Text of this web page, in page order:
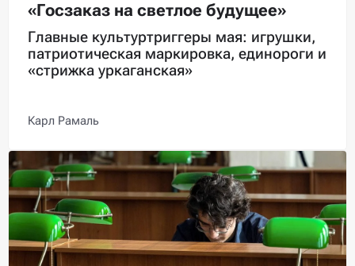
«Госзаказ на светлое будущее»
Главные культуртриггеры мая: игрушки,
патриотическая маркировка, единороги и
«стрижка уркаганская»
Карл Рамаль